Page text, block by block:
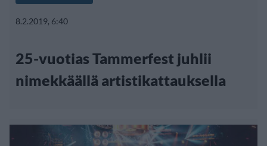
8.2.2019, 6:40
25-vuotias Tammerfest juhlii
nimekkäällä artistikattauksella